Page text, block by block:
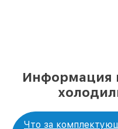
Информация
Что за